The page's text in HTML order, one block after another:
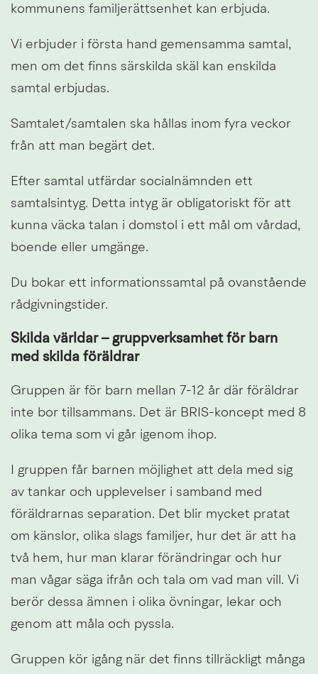
kommunens familjerättsenhet kan erbjuda.
Vi erbjuder i första hand gemensamma samtal,
men om det finns särskilda skäl kan enskilda
samtal erbjudas.
Samtalet/samtalen ska hållas inom fyra veckor
från att man begärt det.
Efter samtal utfärdar socialnämnden ett
samtalsintyg. Detta intyg är obligatoriskt för att
kunna väcka talan i domstol i ett mål om vårdad,
boende eller umgänge.
Du bokar ett informationssamtal på ovanstående
rådgivningstider.
Skilda världar – gruppverksamhet för barn
med skilda föräldrar
Gruppen är för barn mellan 7-12 år där föräldrar
inte bor tillsammans. Det är BRIS-koncept med 8
olika tema som vi går igenom ihop.
I gruppen får barnen möjlighet att dela med sig
av tankar och upplevelser i samband med
föräldrarnas separation. Det blir mycket pratat
om känslor, olika slags familjer, hur det är att ha
två hem, hur man klarar förändringar och hur
man vågar säga ifrån och tala om vad man vill. Vi
berör dessa ämnen i olika övningar, lekar och
genom att måla och pyssla.
Gruppen kör igång när det finns tillräckligt många